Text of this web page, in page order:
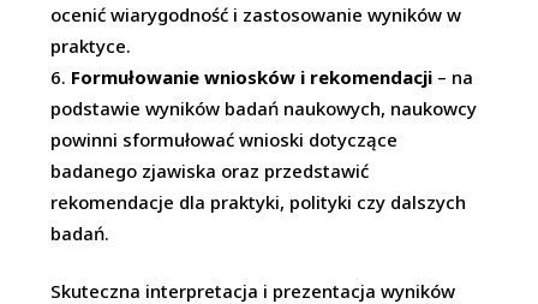
ocenić wiarygodność i zastosowanie wyników w
praktyce.
Formułowanie wniosków i rekomendacji – na
podstawie wyników badań naukowych, naukowcy
powinni sformułować wnioski dotyczące
badanego zjawiska oraz przedstawić
rekomendacje dla praktyki, polityki czy dalszych
badań.
Skuteczna interpretacja i prezentacja wyników